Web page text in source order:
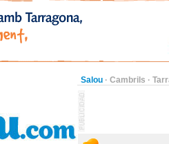
Salou · Cambrils ·